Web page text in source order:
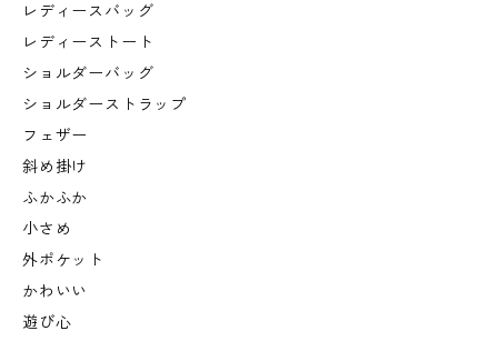
レディースバッグ
レディーストート
ショルダーバッグ
ショルダーストラップ
フェザー
斜め掛け
ふかふか
小さめ
外ポケット
かわいい
遊び心